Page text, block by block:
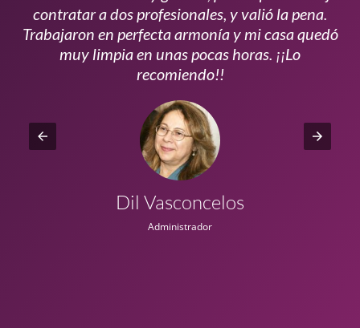
contratar a dos profesionales, y valió la pena.
Trabajaron en perfecta armonía y mi casa quedó
muy limpia en unas pocas horas. ¡¡Lo
recomiendo!!
Dil Vasconcelos
Administrador